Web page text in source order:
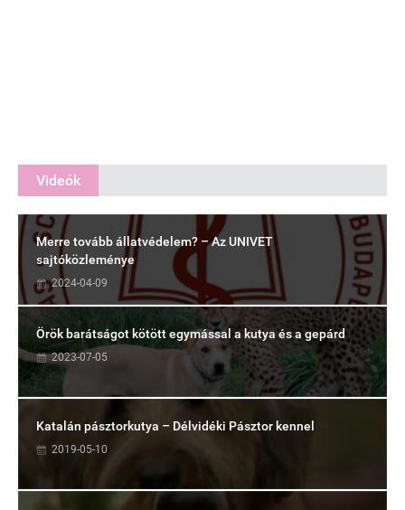
Videók
Merre tovább állatvédelem? – Az UNIVET
sajtóközleménye
2024-04-09
Örök barátságot kötött egymással a kutya és a gepárd
2023-07-05
Katalán pásztorkutya – Délvidéki Pásztor kennel
2019-05-10